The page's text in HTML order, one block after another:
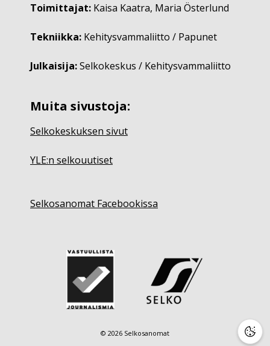
Toimittajat: Kaisa Kaatra, Maria Österlund
Tekniikka: Kehitysvammaliitto / Papunet
Julkaisija:Selkokeskus / Kehitysvammaliitto
Muita sivustoja:
Selkokeskuksen sivut
YLE:n selkouutiset
Selkosanomat Facebookissa
© 2026 Selkosanomat